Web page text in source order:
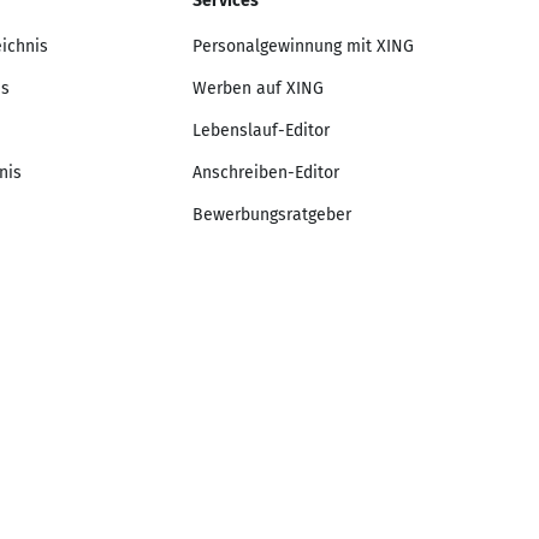
Personalgewinnung mit XING
Werben auf XING
Lebenslauf-Editor
Anschreiben-Editor
Bewerbungsratgeber